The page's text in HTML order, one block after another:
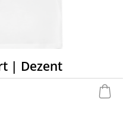
| Dezent